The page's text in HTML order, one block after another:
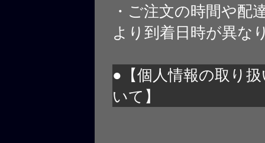
・ご注文の時間や配
より到着日時が異な
●【個人情報の取り
いて】